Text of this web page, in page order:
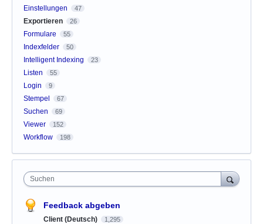
Einstellungen 47
Exportieren 26
Formulare 55
Indexfelder 50
Intelligent Indexing 23
Listen 55
Login 9
Stempel 67
Suchen 69
Viewer 152
Workflow 198
Suchen
Feedback abgeben
Client (Deutsch) 1,295